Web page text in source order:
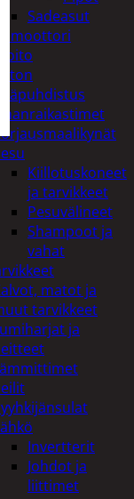
Sadeasut
moottori
Auton
sisäpuhdistus
Ilmanraikastimet
Kiillotuskoneet
ja tarvikkeet
Pesuvälineet
Shampoot ja
vahat
matot ja
tarvikkeet
ja
Invertterit
Johdot ja
liittimet